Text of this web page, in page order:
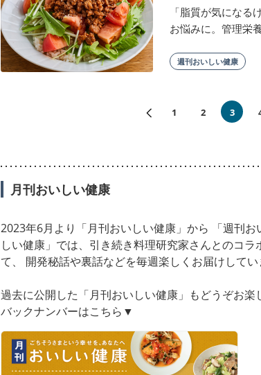
「脂質が気にな
お悩みに。管理栄
週刊おいしい健康
«前へ
1 2 3
月刊おいしい健康
2023年6月より「月刊おいしい健康」から 「週刊
しい健康」では、引き続き料理研究家さんとのコ
て、 開発秘話や裏話などを毎週楽しくお届けしてい
過去に公開した「月刊おいしい健康」もどうぞお楽
バックナンバーはこちら▼